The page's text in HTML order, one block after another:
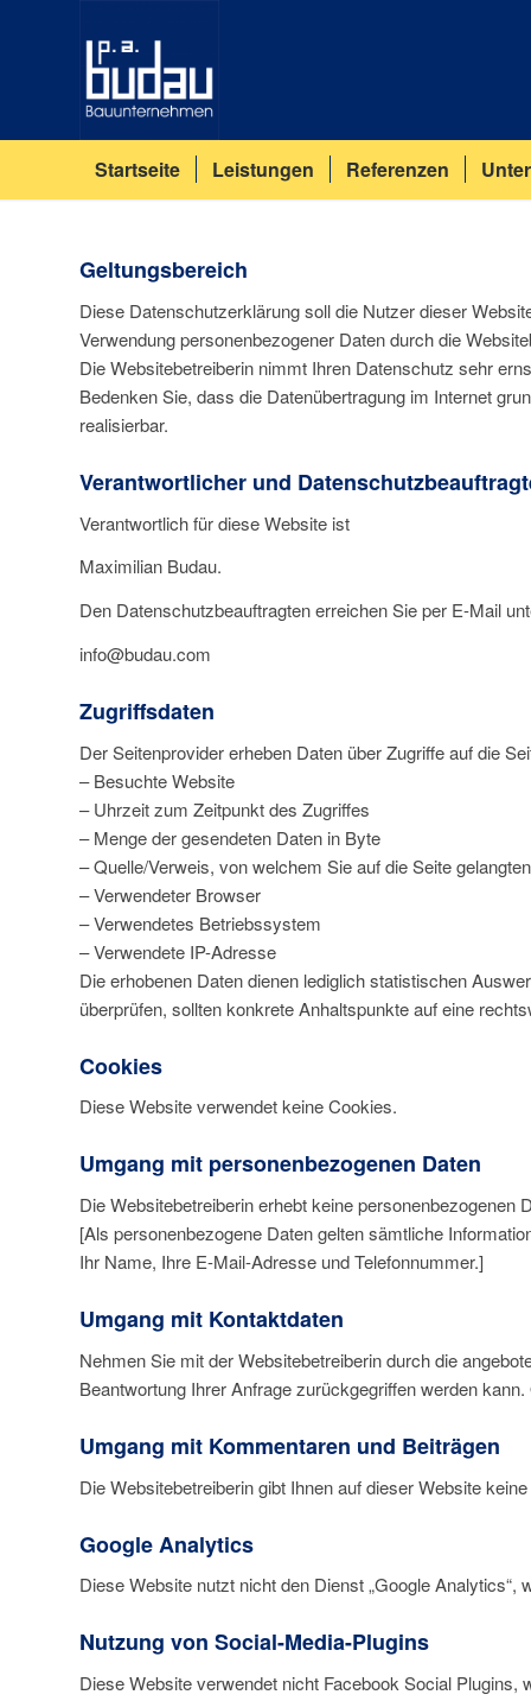
Startseite Leistungen Referenzen
Geltungsbereich
Diese Datenschutzerklärung soll die Nutzer dieser
Verwendung personenbezogener Daten durch die
Die Websitebetreiberin nimmt Ihren Datenschutz sehr
Bedenken Sie, dass die Datenübertragung im Internet
realisierbar.
Verantwortlicher und
Verantwortlich für diese Website ist
Maximilian Budau.
Den Datenschutzbeauftragten erreichen Sie per E-Mail
info@budau.com
Zugriffsdaten
Der Seitenprovider erheben Daten über Zugriffe auf die
– Besuchte Website
– Uhrzeit zum Zeitpunkt des Zugriffes
– Menge der gesendeten Daten in Byte
– Quelle/Verweis, von welchem Sie auf die Seite gelangten
– Verwendeter Browser
– Verwendetes Betriebssystem
– Verwendete IP-Adresse
Die erhobenen Daten dienen lediglich statistischen
überprüfen, sollten konkrete Anhaltspunkte auf eine
Cookies
Diese Website verwendetkeineCookies.
Umgang mit personenbezogenen Daten
Die Websitebetreiberin erhebt keine
[Als personenbezogene Daten gelten sämtliche
Ihr Name, Ihre E-Mail-Adresse und Telefonnummer.]
Umgang mit Kontaktdaten
Nehmen Sie mit der Websitebetreiberin durch die
Beantwortung Ihrer Anfrage zurückgegriffen werden
Umgang mit Kommentaren und Beiträgen
Die Websitebetreiberin gibt Ihnen auf dieser Website
Google Analytics
Diese Website nutzt nicht den Dienst „Google
Nutzung von Social-Media-Plugins
Diese Website verwendet nicht Facebook Social